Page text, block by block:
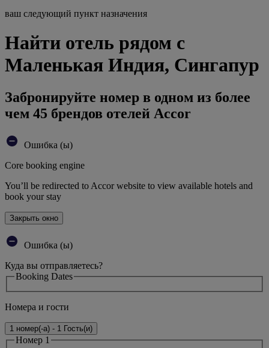
ваш следующий пункт назначения
Найти отель рядом с
Маленькая Индия, Сингапур
Забронируйте номер в одном из более
чем 45 брендов отелей Accor
Ошибка (ы)
Core booking engine
You’ll be redirected to Accor website to view available hotels and
book your stay
Закрыть окно
Ошибка (ы)
Куда вы отправляетесь?
Booking Dates
Номера и гости
1 номер(-а) - 1 Гость(и)
Номер 1